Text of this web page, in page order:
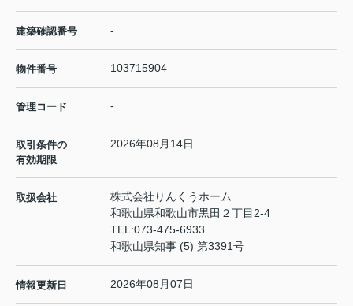
建築確認番号 -
物件番号 103715904
管理コード -
取引条件の
有効期限
2026年08月14日
取扱会社
株式会社りんくうホーム
和歌山県和歌山市黒田２丁目2-4
TEL:073-475-6933
和歌山県知事 (5) 第3391号
情報更新日 2026年08月07日